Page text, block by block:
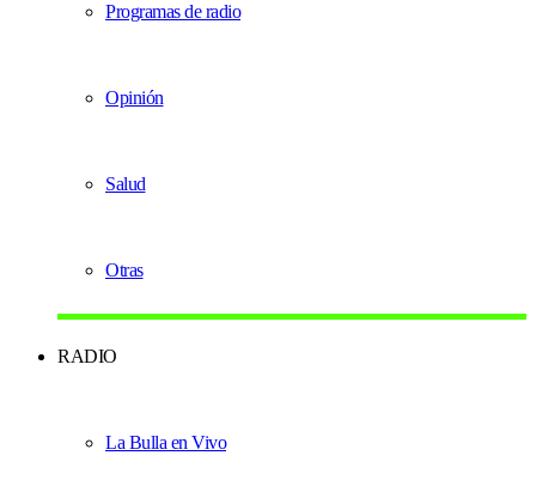
Programas de radio
Opinión
Salud
Otras
RADIO
La Bulla en Vivo